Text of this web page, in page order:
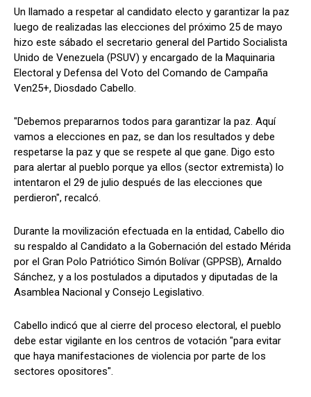
Un llamado a respetar al candidato electo y garantizar la paz
luego de realizadas las elecciones del próximo 25 de mayo
hizo este sábado el secretario general del Partido Socialista
Unido de Venezuela (PSUV) y encargado de la Maquinaria
Electoral y Defensa del Voto del Comando de Campaña
Ven25+, Diosdado Cabello.
"Debemos prepararnos todos para garantizar la paz. Aquí
vamos a elecciones en paz, se dan los resultados y debe
respetarse la paz y que se respete al que gane. Digo esto
para alertar al pueblo porque ya ellos (sector extremista) lo
intentaron el 29 de julio después de las elecciones que
perdieron", recalcó.
Durante la movilización efectuada en la entidad, Cabello dio
su respaldo al Candidato a la Gobernación del estado Mérida
por el Gran Polo Patriótico Simón Bolívar (GPPSB), Arnaldo
Sánchez, y a los postulados a diputados y diputadas de la
Asamblea Nacional y Consejo Legislativo.
Cabello indicó que al cierre del proceso electoral, el pueblo
debe estar vigilante en los centros de votación "para evitar
que haya manifestaciones de violencia por parte de los
sectores opositores".